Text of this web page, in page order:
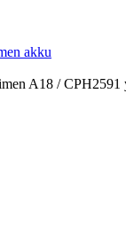
akku
A18 / CPH2591